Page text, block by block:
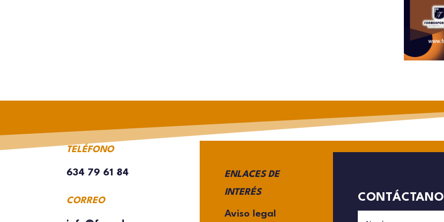
TELÉFONO
634 79 61 84
CORREO
ENLACES DE
INTERÉS
Aviso legal